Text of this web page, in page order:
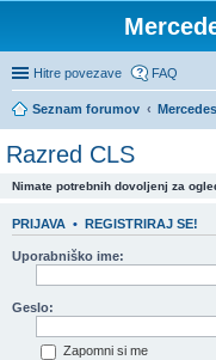
Hitre povezave FAQ
Seznam forumov
Razred CLS
Nimate potrebnih dovoljenj za
PRIJAVA • REGISTRIRAJ SE!
Uporabniško ime:
Geslo:
Zapomni si me